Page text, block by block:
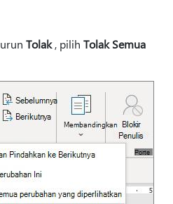
Tolak, pilih Tolak Semua